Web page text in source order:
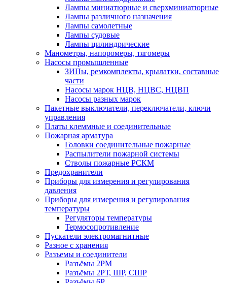
Лампы миниатюрные и сверхминиатюрные
Лампы различного назначения
Лампы самолетные
Лампы судовые
Лампы цилиндрические
Манометры, напоромеры, тягомеры
Насосы промышленные
ЗИПы, ремкомплекты, крылатки, составные
части
Насосы марок НЦВ, НЦВС, НЦВП
Насосы разных марок
Пакетные выключатели, переключатели, ключи
управления
Платы клеммные и соединительные
Пожарная арматура
Головки соединительные пожарные
Распылители пожарной системы
Стволы пожарные РСКМ
Предохранители
Приборы для измерения и регулирования
давления
Приборы для измерения и регулирования
температуры
Регуляторы температуры
Термосопротивление
Пускатели электромагнитные
Разное с хранения
Разъемы и соединители
Разъёмы 2РМ
Разъёмы 2РТ, ШР, СШР